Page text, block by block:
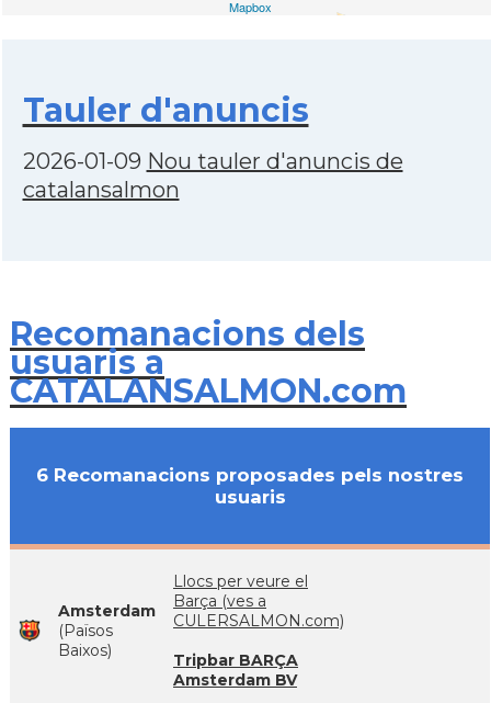
Mapbox
Tauler d'anuncis
2026-01-09 Nou tauler d'anuncis de
catalansalmon
Recomanacions dels
usuaris a
CATALANSALMON.com
6 Recomanacions proposades pels nostres
usuaris
Amsterdam
(Països
Baixos)
Llocs per veure el
Barça (ves a
CULERSALMON.com)
Tripbar BARÇA
Amsterdam BV